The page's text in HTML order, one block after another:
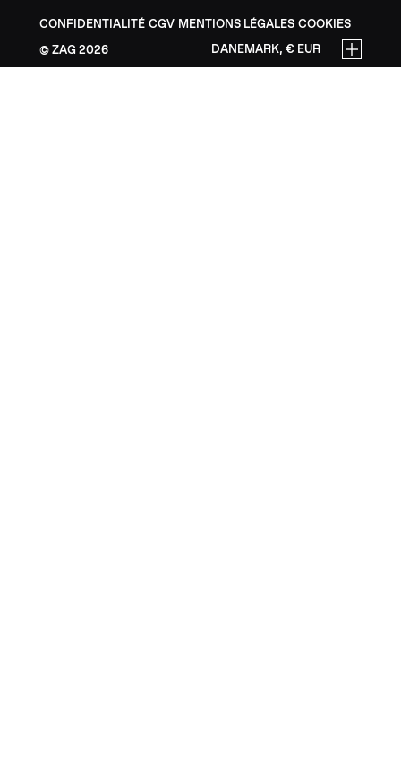
CONFIDENTIALITÉ CGV MENTIONS LÉGALES COOKIES
ZAG 2026 DANEMARK, € EUR